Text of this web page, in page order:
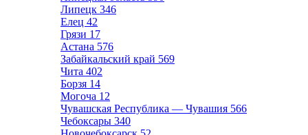
Липецк 346
Елец 42
Грязи 17
Астана 576
Забайкальский край 569
Чита 402
Борзя 14
Могоча 12
Чувашская Республика — Чувашия 566
Чебоксары 340